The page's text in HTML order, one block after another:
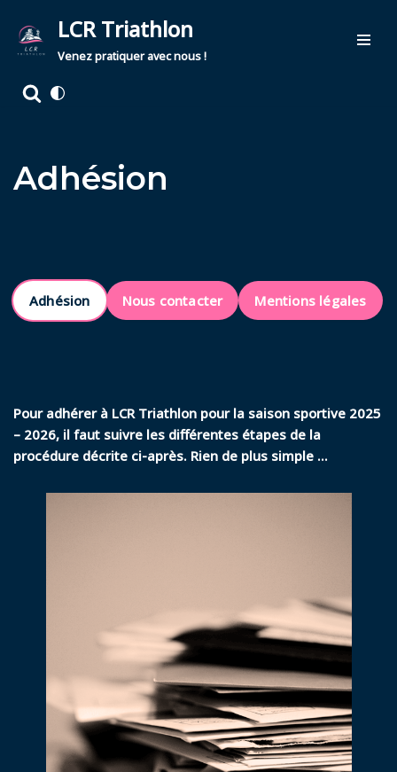
Aller
contenu
LCR Triathlon
Venez pratiquer avec nous !
Adhésion
Adhésion Nous contacter Mentions légales
Pour adhérer à LCR Triathlon pour la saison sportive 2025
– 2026, il faut suivre les différentes étapes de la
procédure décrite ci-après. Rien de plus simple …